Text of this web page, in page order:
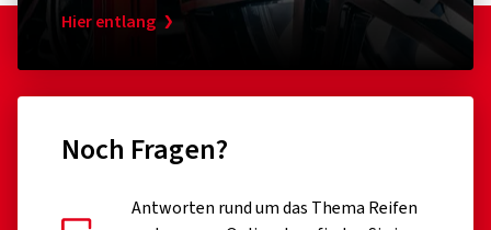
Hier entlang
Noch Fragen?
Antworten rund um das Thema Reifen